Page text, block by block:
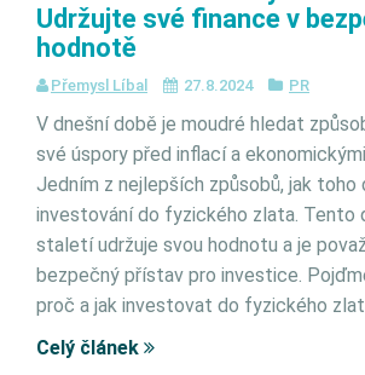
Udržujte své finance v
hodnotě
Přemysl Líbal 27.8.2024 PR
V dnešní době je moudré hledat
své úspory před inflací a
Jedním z nejlepších způsobů, jak toho
investování do fyzického zlata. Tento
staletí udržuje svou hodnotu a je
bezpečný přístav pro investice.
proč a jak investovat do fyzického
Celý článek